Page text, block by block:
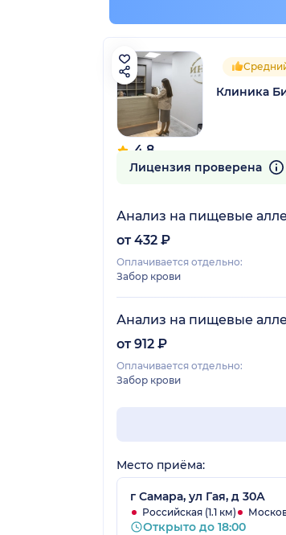
4.8
81 отзыв
Клиника
Лицензия проверена
Анализ на пищевые
от 432 ₽
Оплачивается отдельно:
Забор крови
Анализ на пищевые
от 912 ₽
Оплачивается отдельно:
Забор крови
Место приёма:
г Самара, ул Гая, д 30А
Российская (1.1 км)
Открыто до 18:00